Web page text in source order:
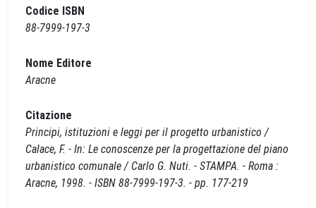
Codice ISBN
88-7999-197-3
Nome Editore
Aracne
Citazione
Principi, istituzioni e leggi per il progetto urbanistico /
Calace, F. - In: Le conoscenze per la progettazione del piano
urbanistico comunale / Carlo G. Nuti. - STAMPA. - Roma :
Aracne, 1998. - ISBN 88-7999-197-3. - pp. 177-219